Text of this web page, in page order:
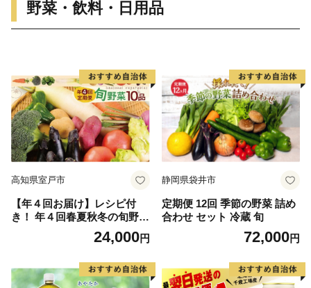
野菜・飲料・日用品
高知県室戸市
【年４回お届け】レシピ付
き！ 年４回春夏秋冬の旬野菜
１０品お届け定期便24,000円
静岡県袋井市
定期便 12回 季節の野菜 詰め
合わせ セット 冷蔵 旬
72,000円